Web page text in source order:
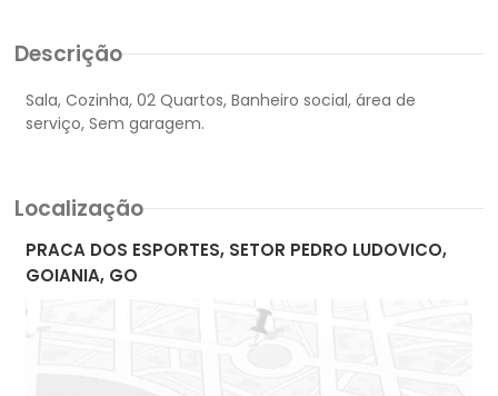
Descrição
Sala, Cozinha, 02 Quartos, Banheiro social, área de
Localização
PRACA DOS ESPORTES, SETOR PEDRO LUDOVICO,
GOIANIA, GO